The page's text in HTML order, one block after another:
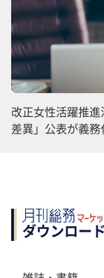
改正女性活躍推
差異」公表が義
ダウンロー